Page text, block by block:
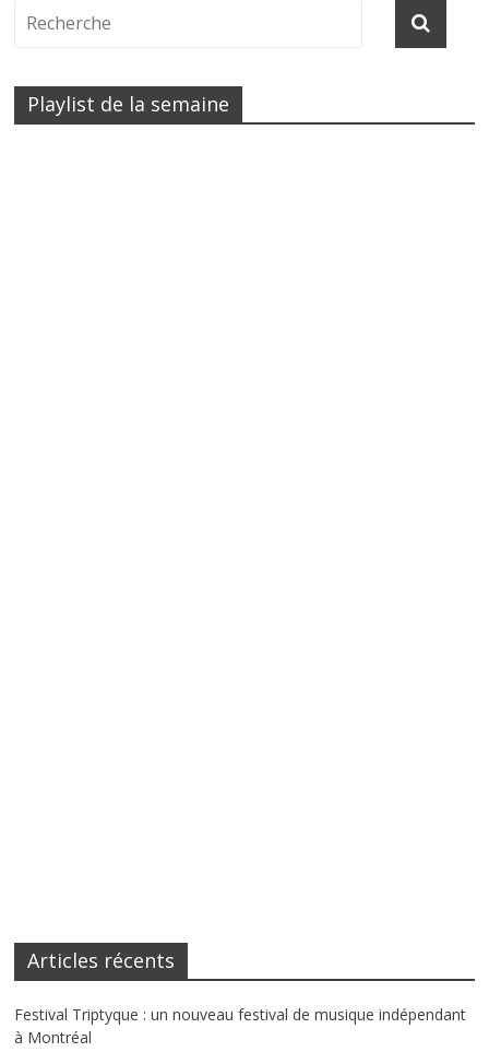
Playlist de la semaine
Articles récents
Festival Triptyque : un nouveau festival de musique indépendant
à Montréal